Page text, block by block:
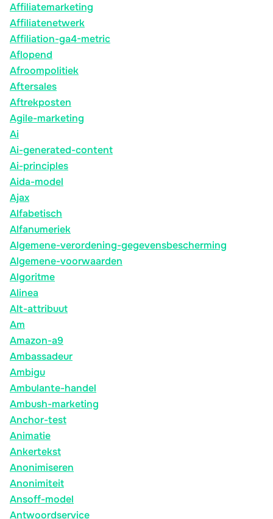
Affiliatemarketing
Affiliatenetwerk
Affiliation-ga4-metric
Aflopend
Afroompolitiek
Aftersales
Aftrekposten
Agile-marketing
Ai
Ai-generated-content
Ai-principles
Aida-model
Ajax
Alfabetisch
Alfanumeriek
Algemene-verordening-gegevensbescherming
Algemene-voorwaarden
Algoritme
Alinea
Alt-attribuut
Am
Amazon-a9
Ambassadeur
Ambigu
Ambulante-handel
Ambush-marketing
Anchor-test
Animatie
Ankertekst
Anonimiseren
Anonimiteit
Ansoff-model
Antwoordservice